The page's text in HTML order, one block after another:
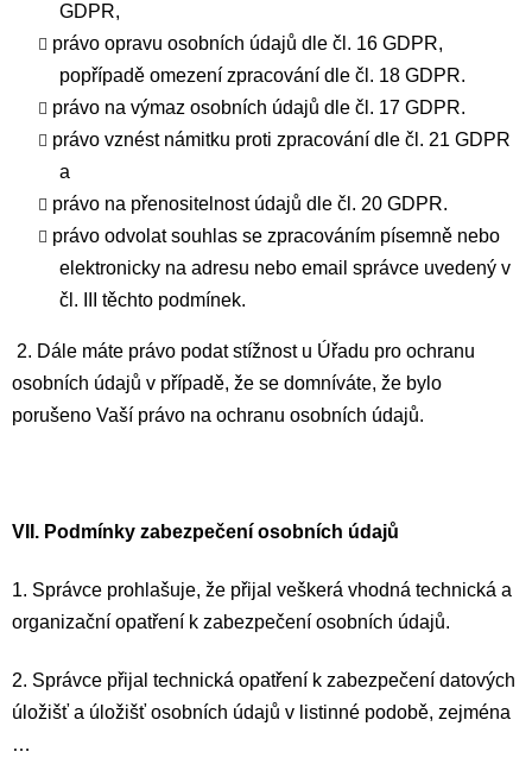
GDPR,
právo opravu osobních údajů dle čl. 16 GDPR,
popřípadě omezení zpracování dle čl. 18 GDPR.
právo na výmaz osobních údajů dle čl. 17 GDPR.
právo vznést námitku proti zpracování dle čl. 21 GDPR
a
právo na přenositelnost údajů dle čl. 20 GDPR.
právo odvolat souhlas se zpracováním písemně nebo
elektronicky na adresu nebo email správce uvedený v
čl. III těchto podmínek.
2. Dále máte právo podat stížnost u Úřadu pro ochranu
osobních údajů v případě, že se domníváte, že bylo
porušeno Vaší právo na ochranu osobních údajů.
VII. Podmínky zabezpečení osobních údajů
1. Správce prohlašuje, že přijal veškerá vhodná technická a
organizační opatření k zabezpečení osobních údajů.
2. Správce přijal technická opatření k zabezpečení datových
úložišť a úložišť osobních údajů v listinné podobě, zejména
…